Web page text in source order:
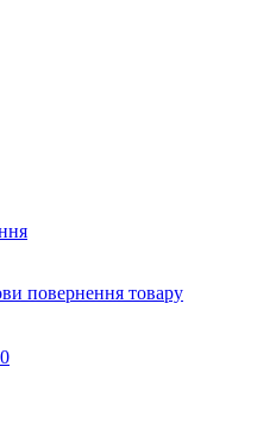
повернення товару